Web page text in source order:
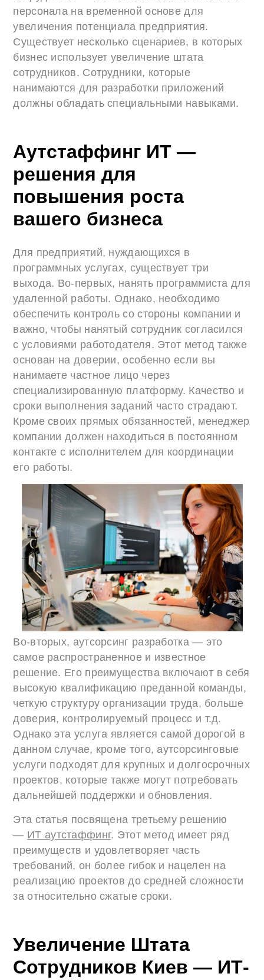
персонала на временной основе для
увеличения потенциала предприятия.
Существует несколько сценариев, в которых
бизнес использует увеличение штата
сотрудников. Сотрудники, которые
нанимаются для разработки приложений
должны обладать специальными навыками.
Аутстаффинг ИТ —
решения для
повышения роста
вашего бизнеса
Для предприятий, нуждающихся в
программных услугах, существует три
выхода. Во-первых, нанять программиста для
удаленной работы. Однако, необходимо
обеспечить контроль со стороны компании и
важно, чтобы нанятый сотрудник согласился
с условиями работодателя. Этот метод также
основан на доверии, особенно если вы
нанимаете частное лицо через
специализированную платформу. Качество и
сроки выполнения заданий часто страдают.
Кроме своих прямых обязанностей, менеджер
компании должен находиться в постоянном
контакте с исполнителем для координации
его работы.
Во-вторых, аутсорсинг разработка — это
самое распространенное и известное
решение. Его преимущества включают в себя
высокую квалификацию преданной команды,
четкую структуру организации труда, больше
доверия, контролируемый процесс и т.д.
Однако эта услуга является самой дорогой в
данном случае, кроме того, аутсорсинговые
услуги подходят для крупных и долгосрочных
проектов, которые также могут потребовать
дальнейшей поддержки и обновления.
Эта статья посвящена третьему решению
— ИТ аутстаффинг. Этот метод имеет ряд
преимуществ и удовлетворяет часть
требований, он более гибок и нацелен на
реализацию проектов до средней сложности
за относительно сжатые сроки.
Увеличение Штата
Сотрудников Киев — ИТ-